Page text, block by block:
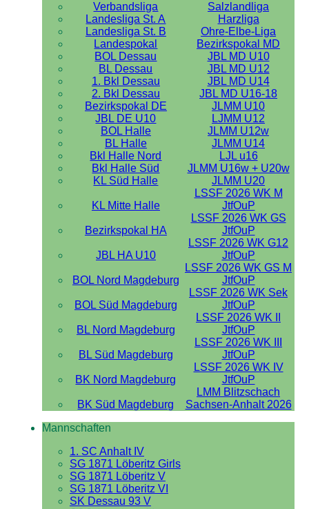
Verbandsliga
Salzlandliga
Landesliga St. A
Harzliga
Landesliga St. B
Ohre-Elbe-Liga
Landespokal
Bezirkspokal MD
BOL Dessau
JBL MD U10
BL Dessau
JBL MD U12
1. Bkl Dessau
JBL MD U14
2. Bkl Dessau
JBL MD U16-18
Bezirkspokal DE
JLMM U10
JBL DE U10
LJMM U12
BOL Halle
JLMM U12w
BL Halle
JLMM U14
Bkl Halle Nord
LJL u16
Bkl Halle Süd
JLMM U16w + U20w
KL Süd Halle
JLMM U20
KL Mitte Halle
LSSF 2026 WK M
JtfOuP
Bezirkspokal HA
LSSF 2026 WK GS
JtfOuP
JBL HA U10
LSSF 2026 WK G12
JtfOuP
BOL Nord Magdeburg
LSSF 2026 WK GS M
JtfOuP
BOL Süd Magdeburg
LSSF 2026 WK Sek
JtfOuP
BL Nord Magdeburg
LSSF 2026 WK II
JtfOuP
BL Süd Magdeburg
LSSF 2026 WK III
JtfOuP
BK Nord Magdeburg
LSSF 2026 WK IV
JtfOuP
BK Süd Magdeburg
LMM Blitzschach
Sachsen-Anhalt 2026
Mannschaften
1. SC Anhalt IV
SG 1871 Löberitz Girls
SG 1871 Löberitz V
SG 1871 Löberitz VI
SK Dessau 93 V